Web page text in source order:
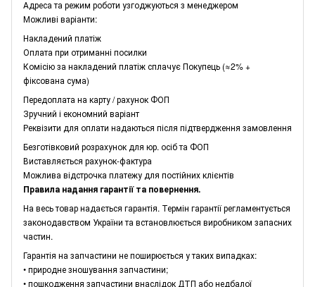
Адреса та режим роботи узгоджуються з менеджером
Можливі варіанти:
Накладений платіж
Оплата при отриманні посилки
Комісію за накладений платіж сплачує Покупець (≈2% +
фіксована сума)
Передоплата на карту / рахунок ФОП
Зручний і економний варіант
Реквізити для оплати надаються після підтвердження замовлення
Безготівковий розрахунок для юр. осіб та ФОП
Виставляється рахунок-фактура
Можлива відстрочка платежу для постійних клієнтів
Правила надання гарантії та повернення.
На весь товар надається гарантія. Термін гарантії регламентується
законодавством України та встановлюється виробником запасних
частин.
Гарантія на запчастини не поширюється у таких випадках:
• природне зношування запчастини;
• пошкодження запчастини внаслідок ДТП або недбалої